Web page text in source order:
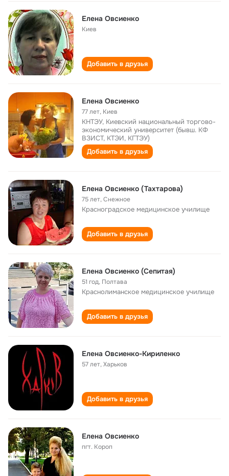
Елена Овсиенко
Киев
Добавить в друзья
Елена Овсиенко
77 лет, Киев
КНТЭУ, Киевский национальный торгово-
экономический университет (бывш. КФ
ВЗИСТ, КТЭИ, КГТЭУ)
Добавить в друзья
Елена Овсиенко (Тахтарова)
75 лет,Снежное
Красноградское медицинское училище
Добавить в друзья
Елена Овсиенко (Сепитая)
51 год, Полтава
Краснолиманское медицинское училище
Добавить в друзья
Елена Овсиенко-Кириленко
57 лет,Харьков
Добавить в друзья
Елена Овсиенко
пгт. Короп